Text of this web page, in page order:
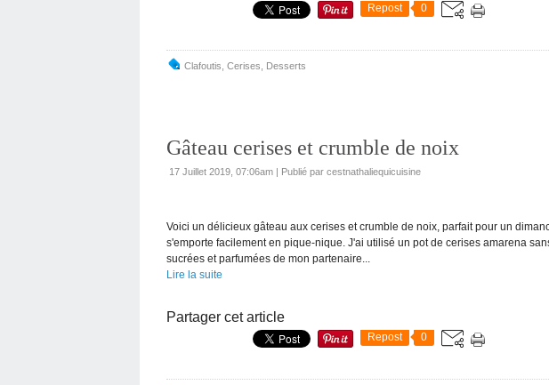
Repost 0
Clafoutis Cerises Desserts
Gâteau cerises et crumble de noix
17 Juillet 2019, 07:06am | Publié par cestnathaliequicuisine
Voici un délicieux gâteau aux cerises et crumble de noix, parfait pour un
s'emporte facilement en pique-nique. J'ai utilisé un pot de cerises amarena
sucrées et parfumées de mon partenaire...
Lire la suite
Partager cet article
Repost 0